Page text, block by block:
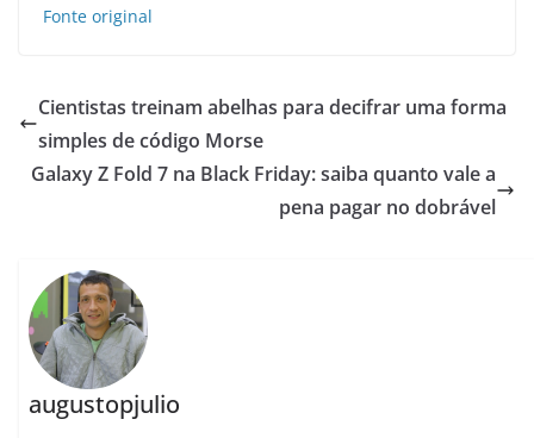
Fonte original
Cientistas treinam abelhas para decifrar uma forma
simples de código Morse
Galaxy Z Fold 7 na Black Friday: saiba quanto vale a
pena pagar no dobrável
augustopjulio